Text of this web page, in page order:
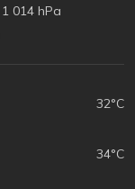
1 014 hPa
32°C
34°C